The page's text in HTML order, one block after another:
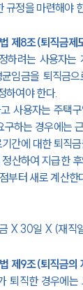
규정을 마련해야
제8조(퇴직금제
려는 사용자는
임금을 퇴직금
하여야 한다.
사용자는 주택
하는 경우에는
간에 대한 퇴직
산하여 지급한
부터 새로 계산한
X 30일 X (재직
제9조(퇴직금의
퇴직한 경우에는